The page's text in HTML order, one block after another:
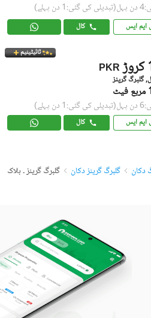
(تبدیلی کی گئی:1 دن پہلے)
ایم ایس کال
ٹائیٹینیم
PKR
گلبرگ گرینز
(تبدیلی کی گئی:1 دن پہلے)
ایم ایس کال
دکان گلبرگ گرینز دکان
گلبرگ گرینز ۔ بلاک